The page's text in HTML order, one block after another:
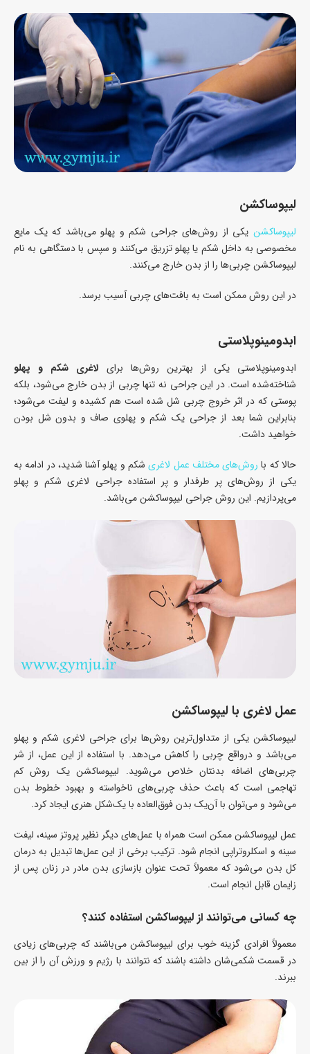
لیپوساکشن
لیپوساکشن یکی از روش‌های جراحی شکم و پهلو می‌باشد که یک مایع
مخصوصی به داخل شکم یا پهلو تزریق می‌کنند و سپس با دستگاهی به نام
لیپوساکشن چربی‌ها را از بدن خارج می‌کنند.
در این روش ممکن است به بافت‌های چربی آسیب برسد.
ابدومینوپلاستی
ابدومینوپلاستی یکی از بهترین روش‌ها برای لاغری شکم و پهلو
شناخته‌شده است. در این جراحی نه‌ تنها چربی از بدن خارج می‌شود، بلکه
پوستی که در اثر خروج چربی شل شده است هم کشیده و لیفت می‌شود؛
بنابراین شما بعد از جراحی یک شکم و پهلوی صاف و بدون شل بودن
خواهید داشت.
حالا که با روش‌های مختلف عمل لاغریشکم و پهلو آشنا شدید، در ادامه به
یکی از روش‌های پر طرفدار و پر استفاده جراحی لاغری شکم و پهلو
می‌پردازیم. این روش جراحی لیپوساکشن می‌باشد.
عمل لاغری با لیپوساکشن
لیپوساکشن یکی از متداول‌ترین روش‌ها برای جراحی لاغری شکم و پهلو
می‌باشد و درواقع چربی را کاهش می‌دهد. با استفاده از این عمل، از شر
چربی‌های اضافه بدنتان خلاص می‌شوید. لیپوساکشن یک روش کم
تهاجمی است که باعث حذف چربی‌های ناخواسته و بهبود خطوط بدن
می‌شود و می‌توان با آن‌یک بدن فوق‌العاده با یک‌شکل هنری ایجاد کرد.
عمل لیپوساکشن ممکن است همراه با عمل‌های دیگر نظیر پروتز سینه، لیفت
سینه و اسکلروتراپی انجام شود. ترکیب برخی از این عمل‌ها تبدیل به درمان
کل بدن می‌شود که معمولاً تحت عنوان بازسازی بدن مادر در زنان پس از
زایمان قابل انجام است.
چه کسانی می‌توانند از لیپوساکشن استفاده کنند؟
معمولاً افرادی گزینه خوب برای لیپوساکشن می‌باشند که چربی‌های زیادی
در قسمت شکمی‌شان داشته باشند که نتوانند با رژیم و ورزش آن را از بین
ببرند.